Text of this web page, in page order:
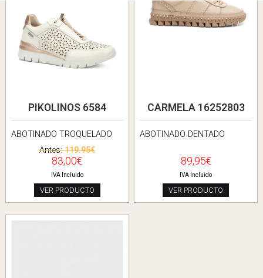
PIKOLINOS 6584
ABOTINADO TROQUELADO
Antes:119.95€
83,00€
IVA Incluido
VER PRODUCTO
CARMELA 16252803
ABOTINADO DENTADO
89,95€
IVA Incluido
VER PRODUCTO